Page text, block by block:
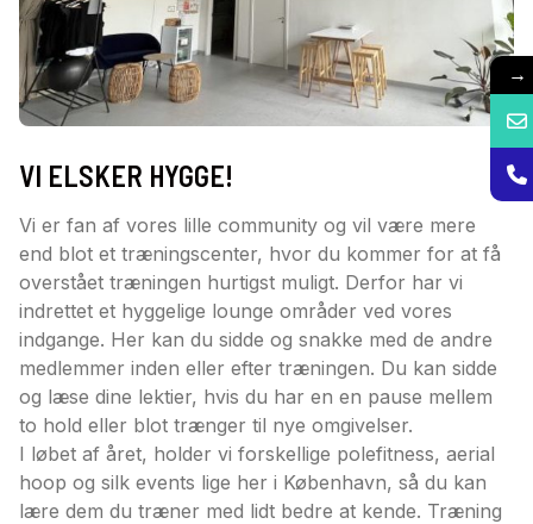
VI ELSKER HYGGE!
Vi er fan af vores lille community og vil være mere
end blot et træningscenter, hvor du kommer for at få
overstået træningen hurtigst muligt. Derfor har vi
indrettet et hyggelige lounge områder ved vores
indgange. Her kan du sidde og snakke med de andre
medlemmer inden eller efter træningen. Du kan sidde
og læse dine lektier, hvis du har en en pause mellem
to hold eller blot trænger til nye omgivelser.
I løbet af året, holder vi forskellige polefitness, aerial
hoop og silk events lige her i København, så du kan
lære dem du træner med lidt bedre at kende. Træning
→